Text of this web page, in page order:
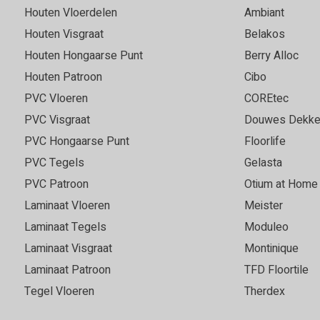
goed geholpen en
gekregen. Erg
in contact heeft gebracht
direct op de bestaande
is een fantastisch mooie
Fijn om grote
vloer in elk licht goed kan
snel leverbaar en we
ons uitkwam. Bezorgd
ook al was het
kwaliteit. Echt een
05-05-2026
Goede, vriendelijke
Super vloer en service top!
Houten Vloerdelen
Houten Visgraat
Houten Hongaarse Punt
Houten Patroon
PVC Vloeren
PVC Visgraat
PVC Hongaarse Punt
PVC Tegels
PVC Patroon
Laminaat Vloeren
Laminaat Tegels
Laminaat Visgraat
Laminaat Patroon
Tegel Vloeren
Ambiant
Belakos
Berry Alloc
Cibo
COREtec
Douwes
Floorlife
Gelasta
Otium at Home
Meister
Moduleo
Montinique
TFD Floortile
Therdex